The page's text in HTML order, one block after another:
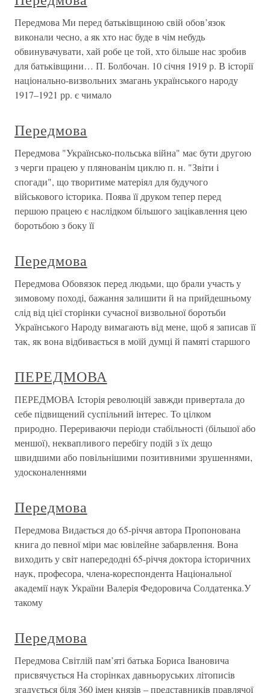
Передмова Ми перед батьківщиною свій обов’язок
виконали чесно, а як хто нас буде в чім небудь
обвинувачувати, хай робе це той, хто більше нас зробив
для батьківщини… П. Болбочан. 10 січня 1919 р. В історії
національно-визвольних змагань українського народу
1917–1921 рр. є чимало
Передмова
Передмова "Українсько-польська війна" має бути другою
з черги працею у плянованім циклю п. н. "Звіти і
спогади", що творитиме матеріял для будучого
військового історика. Поява її друком тепер перед
першою працею є наслідком більшого зацікавлення цею
боротьбою з боку її
Передмова
Передмова Обовязок перед людьми, що брали участь у
зимовому поході, бажання залишити й на прийдешньому
слід від цієї сторінки сучасної визвольної боротьби
Українського Народу вимагають від мене, щоб я записав її
так, як вона відбивається в моїй думці й памяті старшого
ПЕРЕДМОВА
ПЕРЕДМОВА Історія революцій завжди привертала до
себе підвищений суспільний інтерес. То цілком
природно. Перериваючи періоди стабільності (більшої або
меншої), неквапливого перебігу подій з їх дещо
швидшими або повільнішими позитивними зрушеннями,
удосконаленнями
Передмова
Передмова Видається до 65-річчя автора Пропонована
книга до певної міри має ювілейне забарвлення. Вона
виходить у світ напередодні 65-річчя доктора історичних
наук, професора, члена-кореспондента Національної
академії наук України Валерія Федоровича Солдатенка.У
такому
Передмова
Передмова Світлій пам’яті батька Бориса Івановича
присвячується На сторінках давньоруських літописів
згадується біля 360 імен князів – представників правлячої